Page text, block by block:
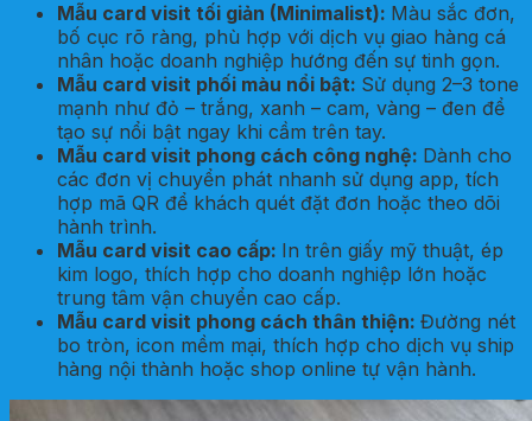
Mẫu card visit tối giản (Minimalist): Màu sắc đơn,
bố cục rõ ràng, phù hợp với dịch vụ giao hàng cá
nhân hoặc doanh nghiệp hướng đến sự tinh gọn.
Mẫu card visit phối màu nổi bật: Sử dụng 2–3 tone
mạnh như đỏ – trắng, xanh – cam, vàng – đen để
tạo sự nổi bật ngay khi cầm trên tay.
Mẫu card visit phong cách công nghệ: Dành cho
các đơn vị chuyển phát nhanh sử dụng app, tích
hợp mã QR để khách quét đặt đơn hoặc theo dõi
hành trình.
Mẫu card visit cao cấp: In trên giấy mỹ thuật, ép
kim logo, thích hợp cho doanh nghiệp lớn hoặc
trung tâm vận chuyển cao cấp.
Mẫu card visit phong cách thân thiện: Đường nét
bo tròn, icon mềm mại, thích hợp cho dịch vụ ship
hàng nội thành hoặc shop online tự vận hành.